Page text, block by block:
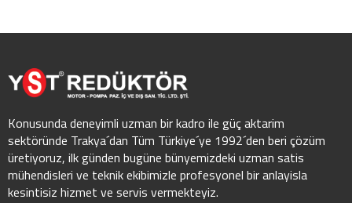
Konusunda deneyimli uzman bir kadro ile güç aktarim
sektöründe Trakya´dan Tüm Türkiye´ye 1992´den beri çözüm
üretiyoruz, ilk günden bugüne bünyemizdeki uzman satis
mühendisleri ve teknik ekibimizle profesyonel bir anlayisla
kesintisiz hizmet ve servis vermekteyiz.